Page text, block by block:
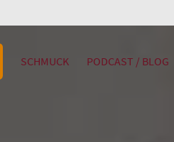
SCHMUCK PODCAST / BLOG